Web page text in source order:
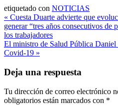
etiquetado con NOTICIAS
Navegación
de
entradas
« Cuesta Duarte advierte que
generar “tres años consecutivos de
los trabajadores
El ministro de Salud Pública
Covid-19 »
Deja una respuesta
Tu dirección de correo electrónico
obligatorios están marcados con *